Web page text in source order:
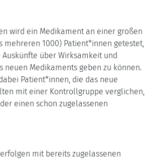
wird ein Medikament an einer großen
mehreren 1000) Patient*innen getestet,
über Wirksamkeit und
neuen Medikaments geben zu können.
Patient*innen, die das neue
mit einer Kontrollgruppe verglichen,
einen schon zugelassenen
mit bereits zugelassenen